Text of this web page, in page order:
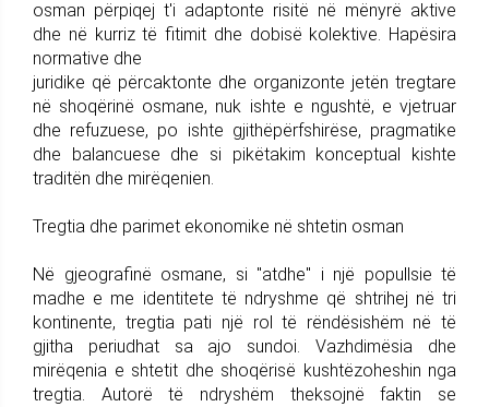
osman përpiqej t'i adaptonte risitë në mënyrë aktive
dhe në kurriz të fitimit dhe dobisë kolektive. Hapësira
normative dhe
juridike që përcaktonte dhe organizonte jetën tregtare
në shoqërinë osmane, nuk ishte e ngushtë, e vjetruar
dhe refuzuese, po ishte gjithëpërfshirëse, pragmatike
dhe balancuese dhe si pikëtakim konceptual kishte
traditën dhe mirëqenien.
Tregtia dhe parimet ekonomike në shtetin osman
Në gjeografinë osmane, si "atdhe" i një popullsie të
madhe e me identitete të ndryshme që shtrihej në tri
kontinente, tregtia pati një rol të rëndësishëm në të
gjitha periudhat sa ajo sundoi. Vazhdimësia dhe
mirëqenia e shtetit dhe shoqërisë kushtëzoheshin nga
tregtia. Autorë të ndryshëm theksojnë faktin se